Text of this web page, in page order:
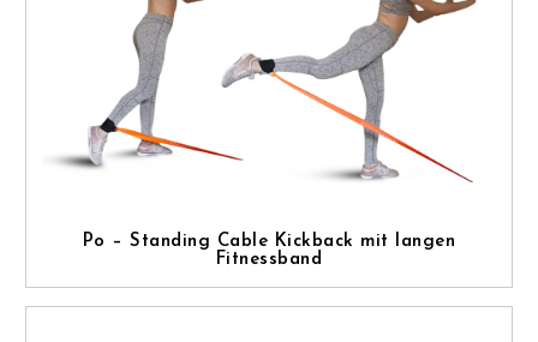
Po – Standing Cable Kickback mit langen
Fitnessband